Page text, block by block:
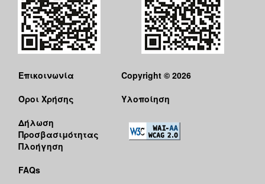
Επικοινωνία
Όροι Χρήσης
Δήλωση
Προσβασιμότητας
Πλοήγηση
FAQs
Copyright © 2026
Υλοποίηση